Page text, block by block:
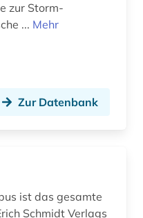
... Mehr
Zur Datenbank
ist das gesamte